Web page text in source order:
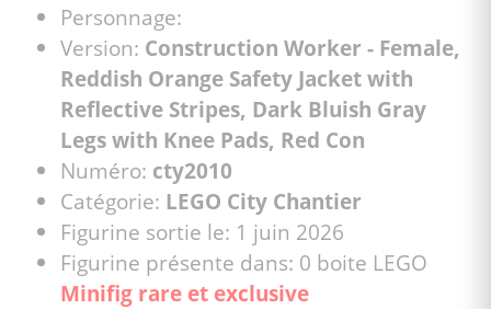
Personnage:
Version: Construction Worker - Female,
Reddish Orange Safety Jacket with
Reflective Stripes, Dark Bluish Gray
Legs with Knee Pads, Red Con
Numéro: cty2010
Catégorie: LEGO City Chantier
Figurine sortie le: 1 juin 2026
Figurine présente dans: 0 boite LEGO
Minifig rare et exclusive